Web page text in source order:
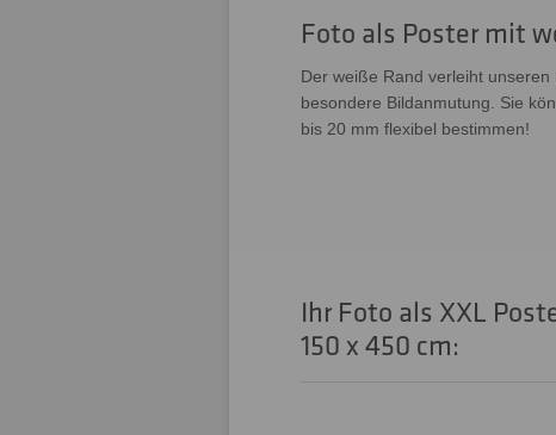
Foto als Poster mit
Der weiße Rand verleiht
besondere Bildanmutung. Sie
bis 20 mm flexibel bestimmen!
Ihr Foto als XXL
150 x 450 cm: